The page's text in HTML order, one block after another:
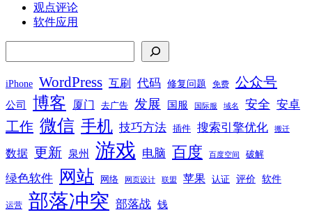
观点评论
软件应用
iPhone WordPress 互刷 代码 修复问题 免费 公众号
公司 博客 厦门 去广告 发展 国服 国际服 域名 安全 安卓
工作 微信 手机 技巧方法 插件 搜索引擎优化 搬迁
数据 更新 泉州 游戏 电脑 百度 百度空间 破解
绿色软件 网站 网络 网页设计 联盟 苹果 认证 评价 软件
运营 部落冲突 部落战 钱